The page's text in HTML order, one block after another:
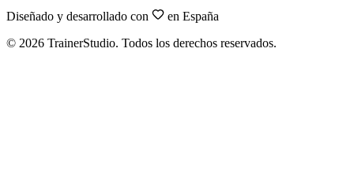
Diseñado y desarrollado con
en España
© 2026 TrainerStudio. Todos los derechos reservados.